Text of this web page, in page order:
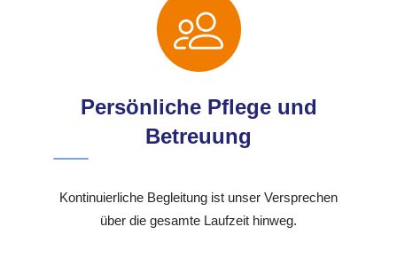
Persönliche Pflege und
Betreuung
Kontinuierliche Begleitung ist unser Versprechen
über die gesamte Laufzeit hinweg.